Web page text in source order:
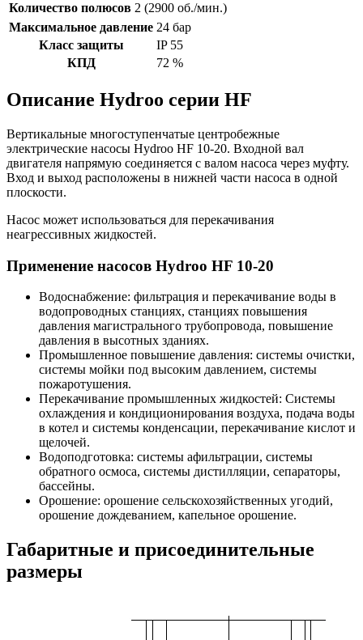
Количество полюсов 2 (2900 об./мин.)
Максимальное давление 24 бар
Класс защиты
IP 55
КПД
72 %
Описание Hydroo серии HF
Вертикальные многоступенчатые центробежные
электрические насосы Hydroo HF 10-20. Входной вал
двигателя напрямую соединяется с валом насоса через муфту.
Вход и выход расположены в нижней части насоса в одной
плоскости.
Насос может использоваться для перекачивания
неагрессивных жидкостей.
Применение насосов Hydroo HF 10-20
Водоснабжение: фильтрация и перекачивание воды в
водопроводных станциях, станциях повышения
давления магистрального трубопровода, повышение
давления в высотных зданиях.
Промышленное повышение давления: системы очистки,
системы мойки под высоким давлением, системы
пожаротушения.
Перекачивание промышленных жидкостей: Системы
охлаждения и кондиционирования воздуха, подача воды
в котел и системы конденсации, перекачивание кислот и
щелочей.
Водоподготовка: системы афильтрации, системы
обратного осмоса, системы дистилляции, сепараторы,
бассейны.
Орошение: орошение сельскохозяйственных угодий,
орошение дождеванием, капельное орошение.
Габаритные и присоединительные
размеры